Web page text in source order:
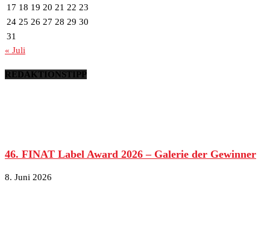
17 18 19 20 21 22 23
24 25 26 27 28 29 30
31
« Juli
REDAKTIONSTIPP
46. FINAT Label Award 2026 – Galerie der Gewinner
8. Juni 2026